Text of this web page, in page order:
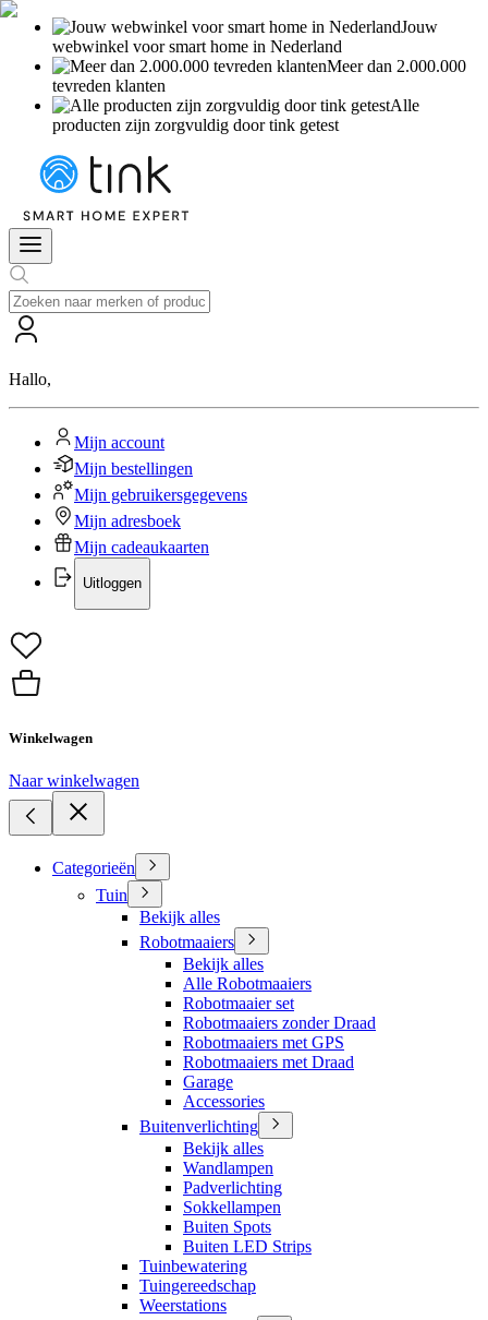
Jouw
webwinkel voor smart home in Nederland
Meer dan 2.000.000
tevreden klanten
Alle
producten zijn zorgvuldig door tink getest
Hallo,
Mijn account
Mijn bestellingen
Mijn gebruikersgegevens
Mijn adresboek
Mijn cadeaukaarten
Uitloggen
Winkelwagen
Naar winkelwagen
Categorieën
Tuin
Bekijk alles
Robotmaaiers
Bekijk alles
Alle Robotmaaiers
Robotmaaier set
Robotmaaiers zonder Draad
Robotmaaiers met GPS
Robotmaaiers met Draad
Garage
Accessories
Buitenverlichting
Bekijk alles
Wandlampen
Padverlichting
Sokkellampen
Buiten Spots
Buiten LED Strips
Tuinbewatering
Tuingereedschap
Weerstations